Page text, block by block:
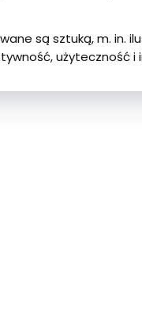
są sztuką, m.
użyteczność i